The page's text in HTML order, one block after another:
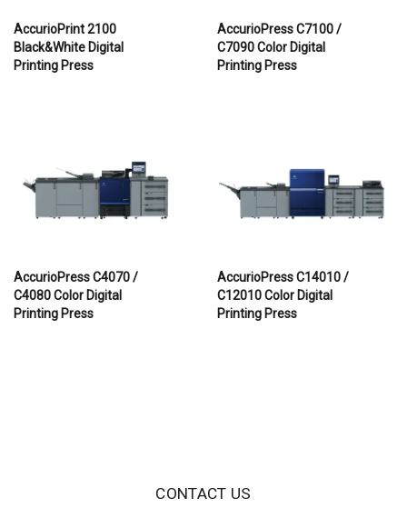
AccurioPrint 2100
Black&White Digital
Printing Press
AccurioPress C7100 /
C7090 Color Digital
Printing Press
AccurioPress C4070 /
C4080 Color Digital
Printing Press
AccurioPress C14010 /
C12010 Color Digital
Printing Press
CONTACT US